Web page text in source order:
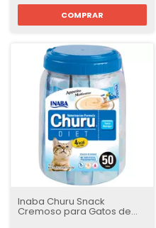
COMPRAR
Inaba Churu Snack
Cremoso para Gatos de
dietas | Bote con 50 Tubos